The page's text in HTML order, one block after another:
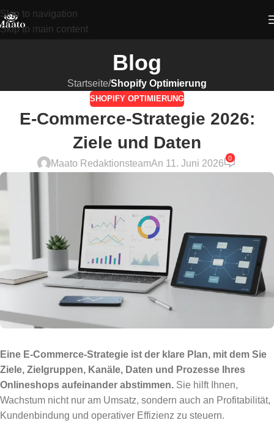
Skip to navigation
Skip to main content
Blog
Startseite/Shopify Optimierung
SHOPIFY OPTIMIERUNG
E-Commerce-Strategie 2026:
Ziele und Daten
Maato RedaktionsteamAn 11. Juni 2026
0
Eine E-Commerce-Strategie ist der klare Plan, mit dem Sie
Ziele, Zielgruppen, Kanäle, Daten und Prozesse Ihres
Onlineshops aufeinander abstimmen. Sie hilft Ihnen,
Wachstum nicht nur am Umsatz, sondern auch an Profitabilität,
Kundenbindung und operativer Effizienz zu steuern.